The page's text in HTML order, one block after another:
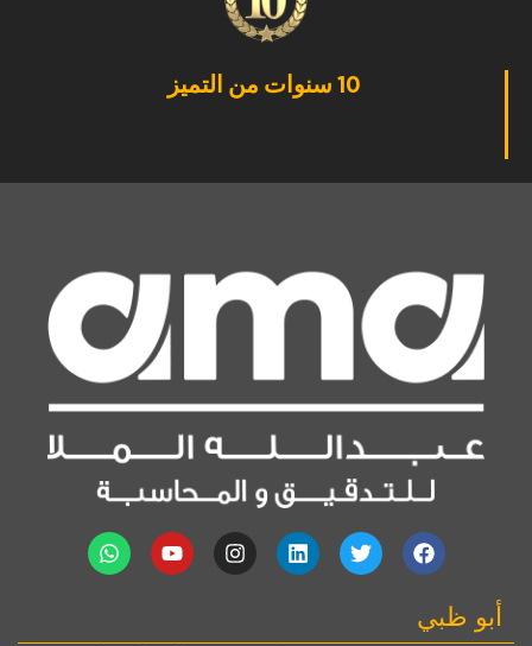
10 سنوات من التميز
أبو ظبي